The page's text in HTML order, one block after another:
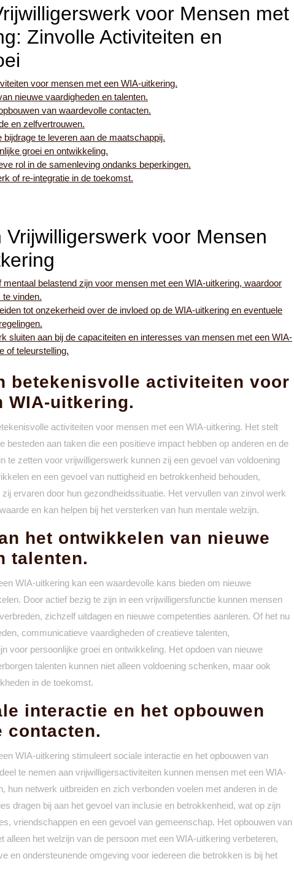
voor Mensen met
Zinvolle Activiteiten en
voor mensen met een WIA-uitkering.
nieuwe vaardigheden en talenten.
van waardevolle contacten.
en zelfvertrouwen.
te leveren aan de maatschappij.
groei en ontwikkeling.
rol in de samenleving ondanks beperkingen.
of re-integratie in de toekomst.
voor Mensen
belastend zijn voor mensen met een WIA-uitkering, waardoor
te vinden.
tot onzekerheid over de invloed op de WIA-uitkering en eventuele
sluiten aan bij de capaciteiten en interesses van mensen met een WIA-
of teleurstelling.
betekenisvolle activiteiten voor
WIA-uitkering.
activiteiten voor mensen met een WIA-uitkering. Het stelt
besteden aan taken die een positieve impact hebben op anderen en de
te zetten voor vrijwilligerswerk kunnen zij een gevoel van voldoening
en een gevoel van nuttigheid en betrokkenheid behouden,
ervaren door hun gezondheidssituatie. Het vervullen van zinvol werk
en kan helpen bij het versterken van hun mentale welzijn.
het ontwikkelen van nieuwe
talenten.
WIA-uitkering kan een waardevolle kans bieden om nieuwe
Door actief bezig te zijn in een vrijwilligersfunctie kunnen mensen
zichzelf uitdagen en nieuwe competenties aanleren. Of het nu
communicatieve vaardigheden of creatieve talenten,
voor persoonlijke groei en ontwikkeling. Het opdoen van nieuwe
talenten kunnen niet alleen voldoening schenken, maar ook
in de toekomst.
interactie en het opbouwen
contacten.
WIA-uitkering stimuleert sociale interactie en het opbouwen van
te nemen aan vrijwilligersactiviteiten kunnen mensen met een WIA-
hun netwerk uitbreiden en zich verbonden voelen met anderen in de
dragen bij aan het gevoel van inclusie en betrokkenheid, wat op zijn
vriendschappen en een gevoel van gemeenschap. Het opbouwen van
alleen het welzijn van de persoon met een WIA-uitkering verbeteren,
en ondersteunende omgeving voor iedereen die betrokken is bij het